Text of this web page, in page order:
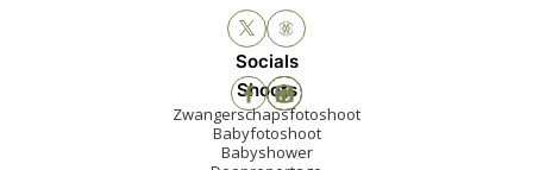
Socials
Shoots
Zwangerschapsfotoshoot
Babyfotoshoot
Babyshower